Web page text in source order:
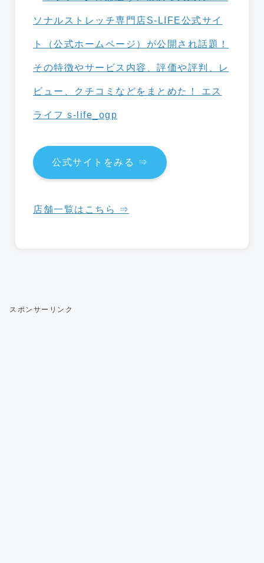
公式サイトをみる ⇒
店舗一覧はこちら ⇒
スポンサーリンク